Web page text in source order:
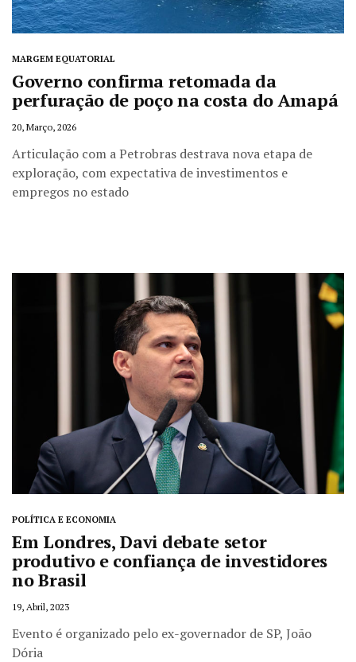
MARGEM EQUATORIAL
Governo confirma retomada da
perfuração de poço na costa do Amapá
20, Março, 2026
Articulação com a Petrobras destrava nova etapa de
exploração, com expectativa de investimentos e
empregos no estado
POLÍTICA E ECONOMIA
Em Londres, Davi debate setor
produtivo e confiança de investidores
no Brasil
19, Abril, 2023
Evento é organizado pelo ex-governador de SP, João
Dória